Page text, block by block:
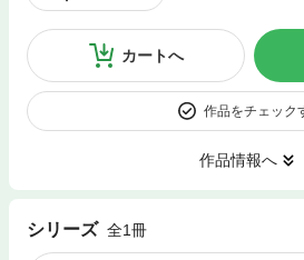
カートへ
作品をチェック
作品情報へ
シリーズ 全1冊